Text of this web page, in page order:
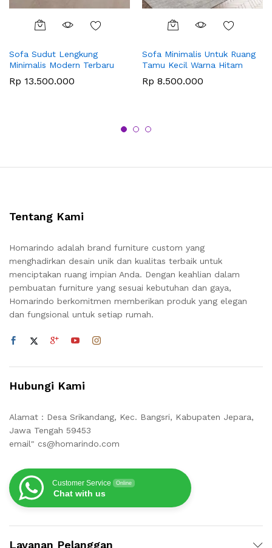
Sofa Sudut Lengkung
Minimalis Modern Terbaru
Rp 13.500.000
Sofa Minimalis Untuk Ruang
Tamu Kecil Warna Hitam
Rp 8.500.000
Tentang Kami
Homarindo adalah brand furniture custom yang
menghadirkan desain unik dan kualitas terbaik untuk
menciptakan ruang impian Anda. Dengan keahlian dalam
pembuatan furniture yang sesuai kebutuhan dan gaya,
Homarindo berkomitmen memberikan produk yang elegan
dan fungsional untuk setiap rumah.
Hubungi Kami
Alamat : Desa Srikandang, Kec. Bangsri, Kabupaten Jepara,
Jawa Tengah 59453
email" cs@homarindo.com
Customer Service Online
Chat with us
Layanan Pelanggan